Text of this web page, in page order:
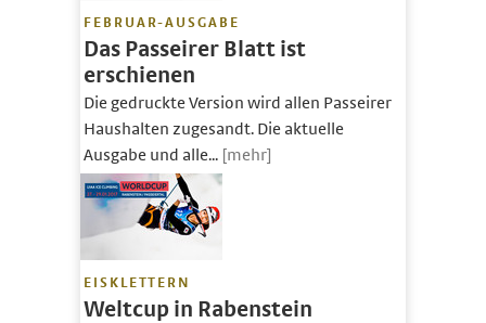
FEBRUAR-AUSGABE
Das Passeirer Blatt ist
erschienen
Die gedruckte Version wird allen Passeirer
Haushalten zugesandt. Die aktuelle
Ausgabe und alle... [mehr]
EISKLETTERN
Weltcup in Rabenstein